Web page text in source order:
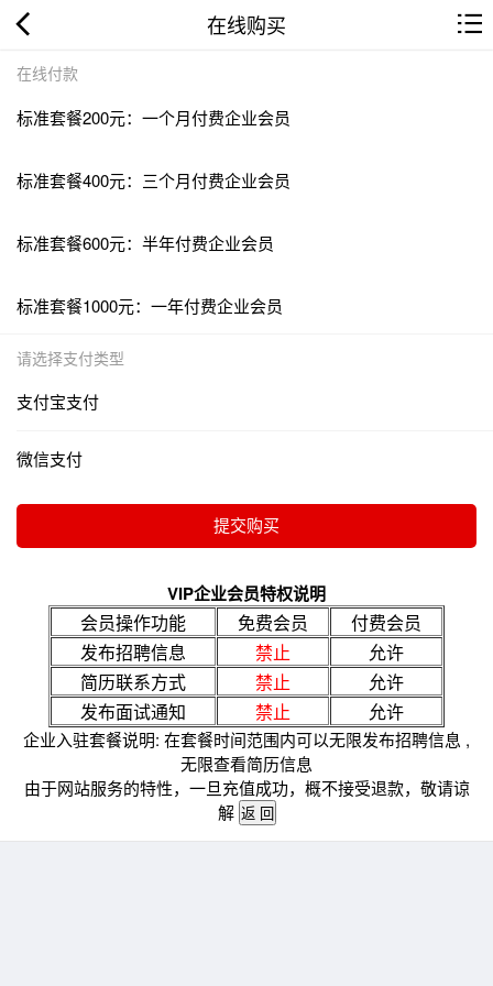
在线购买
在线付款
标准套餐200元：一个月付费企业会员
标准套餐400元：三个月付费企业会员
标准套餐600元：半年付费企业会员
标准套餐1000元：一年付费企业会员
请选择支付类型
支付宝支付
微信支付
VIP企业会员特权说明
会员操作功能 免费会员
付费会员
发布招聘信息
禁止
允许
简历联系方式
禁止
允许
发布面试通知
禁止 允许
企业入驻套餐说明: 在套餐时间范围内可以无限发布招聘信息 ,
无限查看简历信息
由于网站服务的特性，一旦充值成功，概不接受退款，敬请谅
解